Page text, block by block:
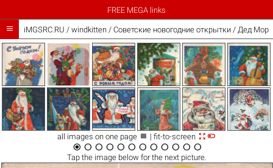
FREE MEGA links
 iMGSRC.RU / windkitten/ Советские новогодние открытки / Дед
all images on one page  | fit-to-screen 
           
Tap the imagebelow for the next picture.